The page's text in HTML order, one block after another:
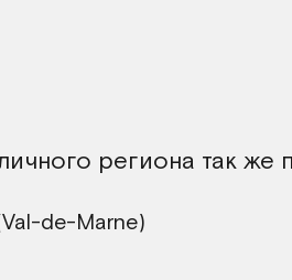
региона так же
de-Marne)